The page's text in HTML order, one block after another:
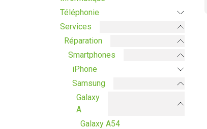
Téléphonie
Services
Réparation
Smartphones
iPhone
Samsung
Galaxy
A
Galaxy A54